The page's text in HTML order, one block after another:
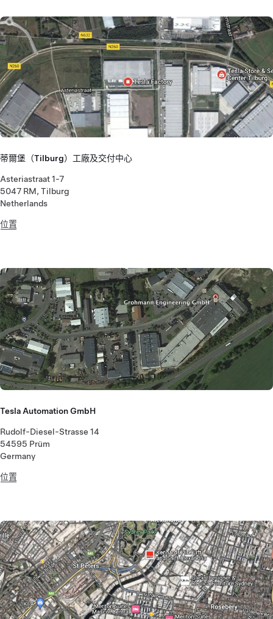
蒂爾堡（Tilburg）工廠及交付中心
Asteriastraat 1-7
5047 RM, Tilburg
Netherlands
位置
Tesla Automation GmbH
Rudolf-Diesel-Strasse 14
54595 Prüm
Germany
位置